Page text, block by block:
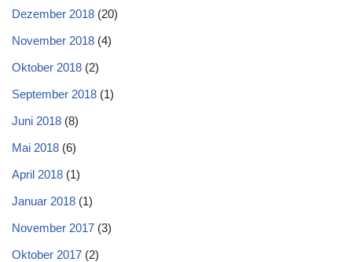
Dezember 2018 (20)
November 2018 (4)
Oktober 2018 (2)
September 2018 (1)
Juni 2018 (8)
Mai 2018 (6)
April 2018 (1)
Januar 2018 (1)
November 2017 (3)
Oktober 2017 (2)